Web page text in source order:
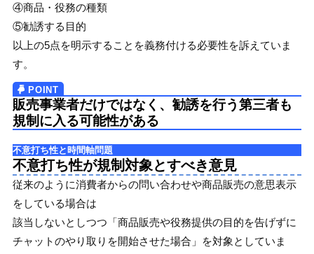
④商品・役務の種類
⑤勧誘する目的
以上の5点を明示することを義務付ける必要性を訴えていま
す。
販売事業者だけではなく、勧誘を行う第三者も
規制に入る可能性がある
不意打ち性と時間軸問題
不意打ち性が規制対象とすべき意見
従来のように消費者からの問い合わせや商品販売の意思表示
をしている場合は
該当しないとしつつ「商品販売や役務提供の目的を告げずに
チャットのやり取りを開始させた場合」を対象としていま